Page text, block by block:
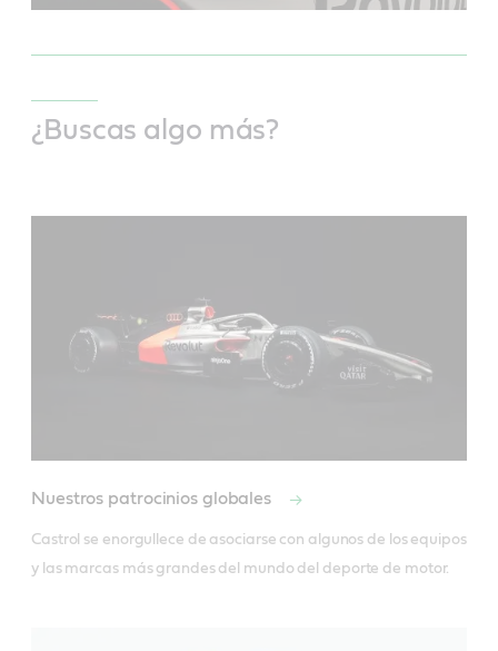
¿Buscas algo más?
Nuestros patrocinios globales
Castrol se enorgullece de asociarse con algunos de los equipos
y las marcas más grandes del mundo del deporte de motor.